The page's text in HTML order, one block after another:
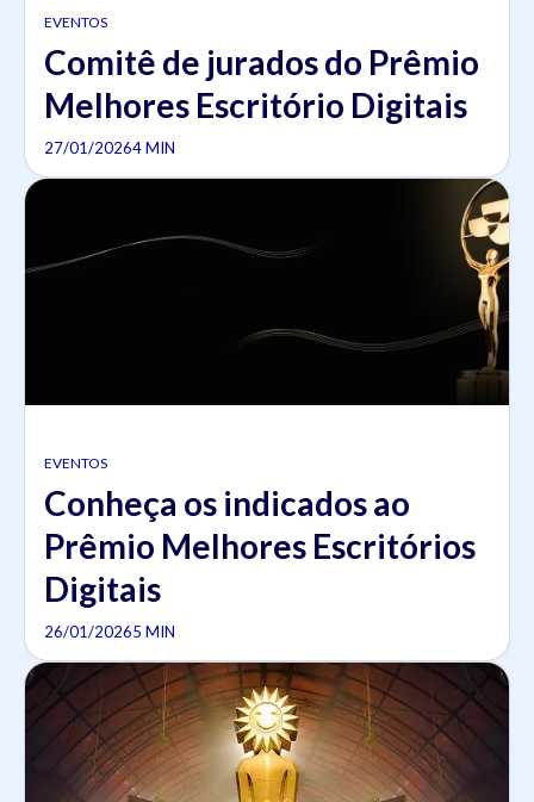
EVENTOS
Comitê de jurados do Prêmio
Melhores Escritório Digitais
27/01/20264 MIN
EVENTOS
Conheça os indicados ao
Prêmio Melhores Escritórios
Digitais
26/01/20265 MIN